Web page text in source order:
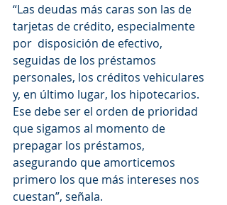
“Las deudas más caras son las de
tarjetas de crédito, especialmente
por  disposición de efectivo,
seguidas de los préstamos
personales, los créditos vehiculares
y, en último lugar, los hipotecarios.
Ese debe ser el orden de prioridad
que sigamos al momento de
prepagar los préstamos,
asegurando que amorticemos
primero los que más intereses nos
cuestan”, señala.